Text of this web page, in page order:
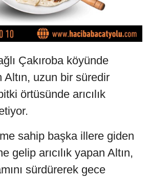
Çakıroba köyünde
uzun bir süredir
örtüsünde arıcılık
sahip başka illere giden
gelip arıcılık yapan Altın,
sürdürerek gece